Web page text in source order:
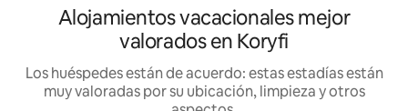
Alojamientos vacacionales mejor
valorados en Koryfi
Los huéspedes están de acuerdo: estas estadías están
muy valoradas por su ubicación, limpieza y otros